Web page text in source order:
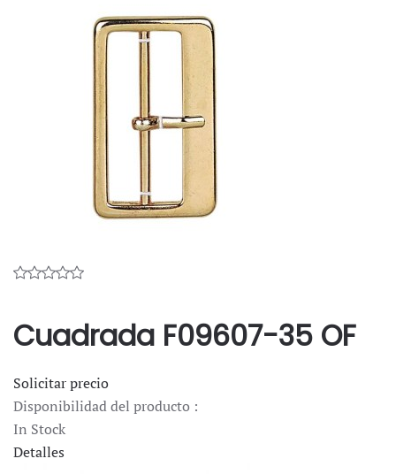
Cuadrada F09607-35 OF
Solicitar precio
Disponibilidad del producto :
In Stock
Detalles